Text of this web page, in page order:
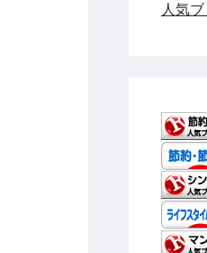
人気